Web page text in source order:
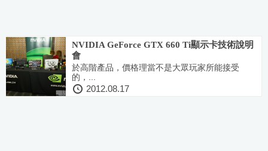
NVIDIA GeForce GTX 660 Ti顯示卡技術說明
會
於高階產品，價格理當不是大眾玩家所能接受
的，...
2012.08.17